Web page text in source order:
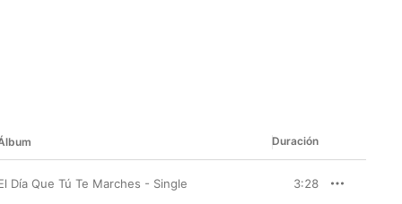
y artistas que,
la música de raíces
Duración
Día Que Tú Te Marches - Single 3:28